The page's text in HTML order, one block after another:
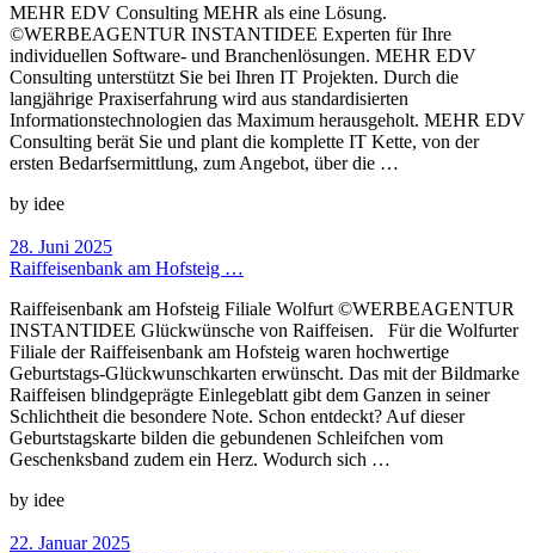
MEHR EDV Consulting MEHR als eine Lösung.
©WERBEAGENTUR INSTANTIDEE Experten für Ihre
individuellen Software- und Branchenlösungen. MEHR EDV
Consulting unterstützt Sie bei Ihren IT Projekten. Durch die
langjährige Praxiserfahrung wird aus standardisierten
Informationstechnologien das Maximum herausgeholt. MEHR EDV
Consulting berät Sie und plant die komplette IT Kette, von der
ersten Bedarfsermittlung, zum Angebot, über die …
by idee
28. Juni 2025
Raiffeisenbank am Hofsteig …
Raiffeisenbank am Hofsteig Filiale Wolfurt ©WERBEAGENTUR
INSTANTIDEE Glückwünsche von Raiffeisen. Für die Wolfurter
Filiale der Raiffeisenbank am Hofsteig waren hochwertige
Geburtstags-Glückwunschkarten erwünscht. Das mit der Bildmarke
Raiffeisen blindgeprägte Einlegeblatt gibt dem Ganzen in seiner
Schlichtheit die besondere Note. Schon entdeckt? Auf dieser
Geburtstagskarte bilden die gebundenen Schleifchen vom
Geschenksband zudem ein Herz. Wodurch sich …
by idee
22. Januar 2025